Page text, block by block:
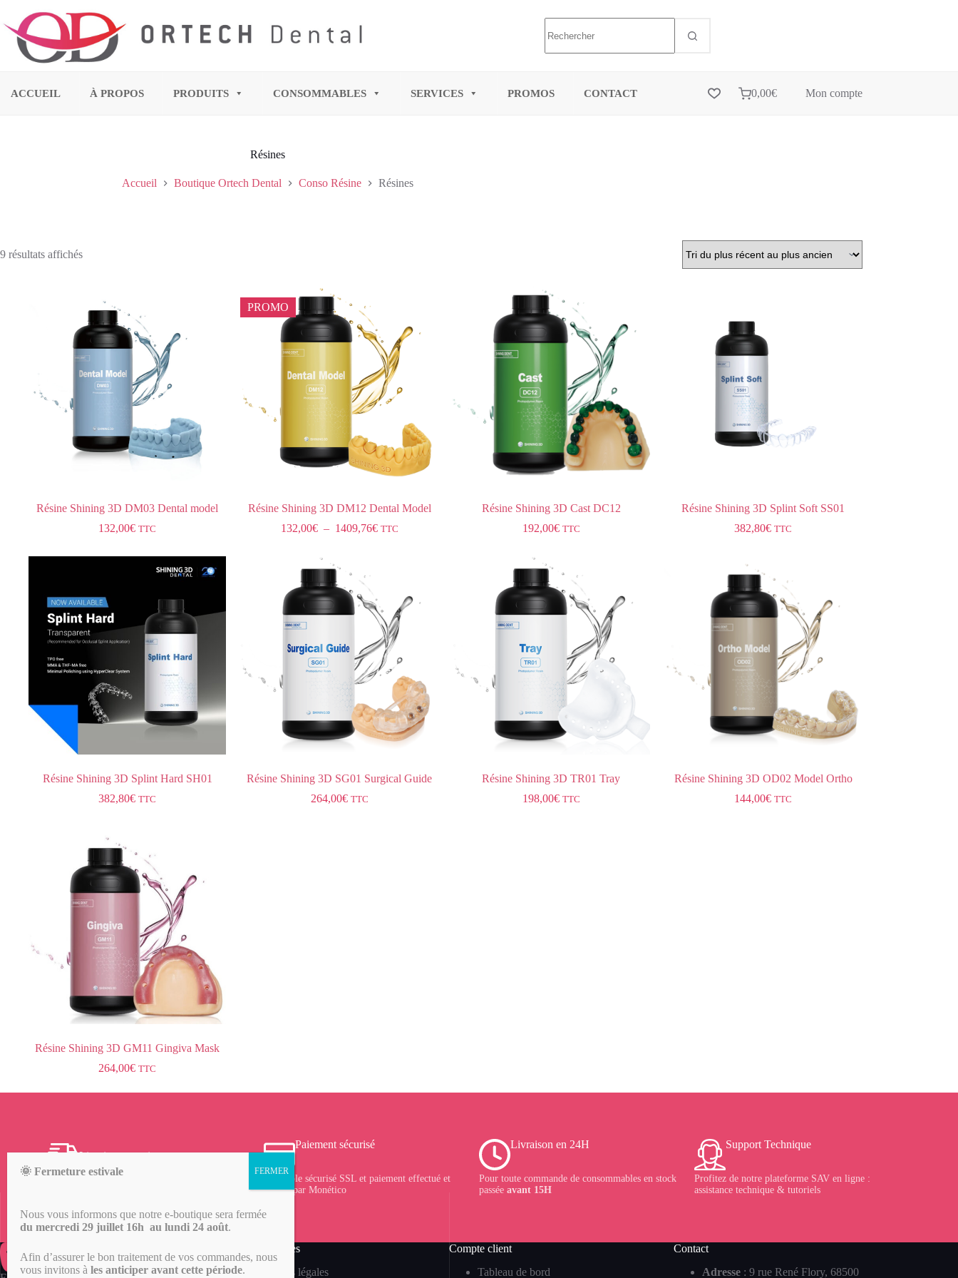
ACCUEIL À PROPOS PRODUITS CONSOMMABLES SERVICES PROMOS CONTACT 0,00€ Mon compte
Résines
Accueil Boutique Ortech Dental Conso Résine Résines
9 résultats affichés
Résine Shining 3D DM03 Dental model
132,00€ TTC
PROMO
Résine Shining 3D DM12 Dental Model
132,00€ – 1409,76€ TTC
Résine Shining 3D Cast DC12
192,00€ TTC
Résine Shining 3D Splint Soft SS01
382,80€ TTC
Résine Shining 3D Splint Hard SH01
382,80€ TTC
Résine Shining 3D SG01 Surgical Guide
264,00€ TTC
Résine Shining 3D TR01 Tray
198,00€ TTC
Résine Shining 3D OD02 Model Ortho
144,00€ TTC
Résine Shining 3D GM11 Gingiva Mask
264,00€ TTC
Livraison gratuite
Frais de port offerts à partir de 150 € d’achat sur le
Paiement sécurisé
Protocole sécurisé SSL et paiement effectué et
vérifié par Monético
Livraison en 24H
Pour toute commande de consommables en stock
passée avant 15H
Support Technique
Profitez de notre plateforme SAV en ligne :
assistance technique & tutoriels
Mentions légales
Mentions légales
Compte client
Tableau de bord
Contact
Adresse: 9 rue René Flory, 68500
🌞 Fermeture estivale
Nous vous informons que notre e-boutique sera fermée
du mercredi 29 juillet 16h au lundi 24 août.
Afin d’assurer le bon traitement de vos commandes, nous
vous invitons à les anticiper avant cette période.